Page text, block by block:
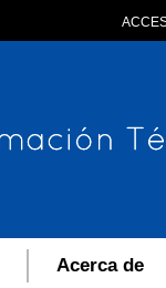
Acerca de